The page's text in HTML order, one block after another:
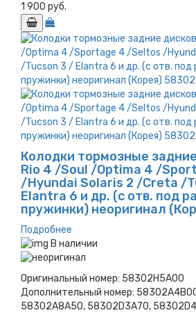
1 900 руб.
Колодки тормозные
Rio 4 /Soul /Optima 4 /
/Hyundai Solaris 2 /Creta /
Elantra 6 и др. (с отв. под
пружинки) неоригинал
Подробнее
В наличии
Оригинальный номер: 58302H5A00
Дополнительный номер:
58302A8A50, 58302D3A70,